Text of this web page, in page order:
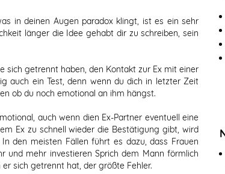
in deinen Augen paradox klingt, ist es ein sehr
länger die Idee gehabt dir zu schreiben, sein
sich getrennt haben, den Kontakt zur Ex mit einer
auch ein Test, denn wenn du dich in letzter Zeit
ob du noch emotional an ihm hängst.
auch wenn dien Ex-Partner eventuell eine
Ex zu schnell wieder die Bestätigung gibt, wird
den meisten Fällen führt es dazu, dass Frauen
und mehr investieren Sprich dem Mann förmlich
sich getrennt hat, der größte Fehler.